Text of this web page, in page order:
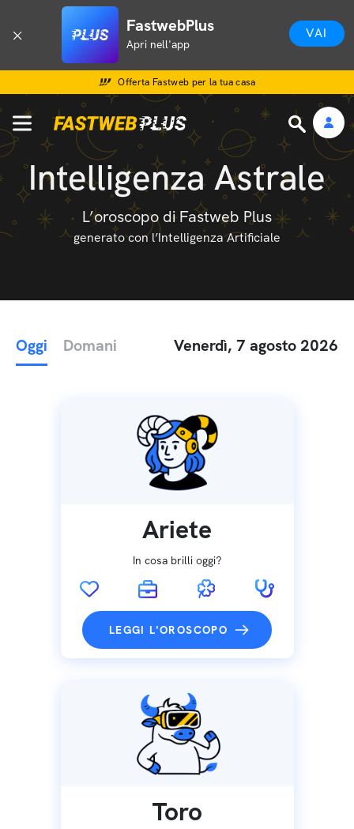
FastwebPlus
Apri nell'app
VAI
Offerta Fastweb per la tua casa
Intelligenza Astrale
L’oroscopo di Fastweb Plus
generato con l’Intelligenza Artificiale
Oggi Domani Venerdì, 7 agosto 2026
Ariete
In cosa brilli oggi?
LEGGI L'OROSCOPO
Toro